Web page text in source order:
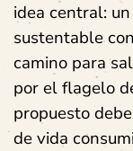
idea central:
sustentable
camino para
por el flagelo
propuesto
de vida